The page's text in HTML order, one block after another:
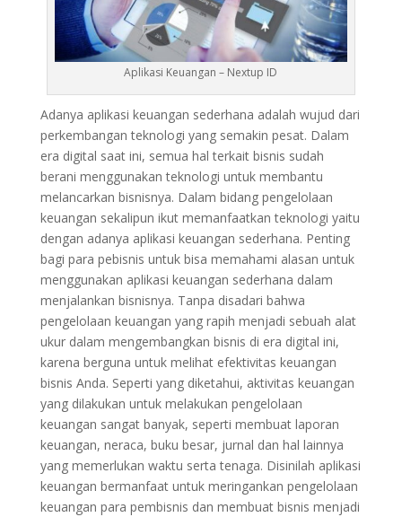
Aplikasi Keuangan – Nextup ID
Adanya aplikasi keuangan sederhana adalah wujud dari
perkembangan teknologi yang semakin pesat. Dalam
era digital saat ini, semua hal terkait bisnis sudah
berani menggunakan teknologi untuk membantu
melancarkan bisnisnya. Dalam bidang pengelolaan
keuangan sekalipun ikut memanfaatkan teknologi yaitu
dengan adanya aplikasi keuangan sederhana. Penting
bagi para pebisnis untuk bisa memahami alasan untuk
menggunakan aplikasi keuangan sederhana dalam
menjalankan bisnisnya. Tanpa disadari bahwa
pengelolaan keuangan yang rapih menjadi sebuah alat
ukur dalam mengembangkan bisnis di era digital ini,
karena berguna untuk melihat efektivitas keuangan
bisnis Anda. Seperti yang diketahui, aktivitas keuangan
yang dilakukan untuk melakukan pengelolaan
keuangan sangat banyak, seperti membuat laporan
keuangan, neraca, buku besar, jurnal dan hal lainnya
yang memerlukan waktu serta tenaga. Disinilah aplikasi
keuangan bermanfaat untuk meringankan pengelolaan
keuangan para pembisnis dan membuat bisnis menjadi